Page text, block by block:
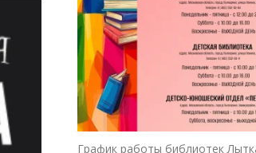
График работы библиотек